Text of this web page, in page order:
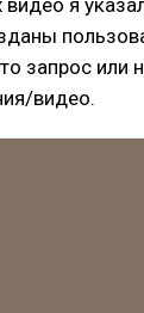
я
запрос или
видео.